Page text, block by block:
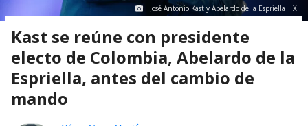
José Antonio Kast y Abelardo de la Espriella | X
Kast se reúne con presidente
electo de Colombia, Abelardo de la
Espriella, antes del cambio de
mando